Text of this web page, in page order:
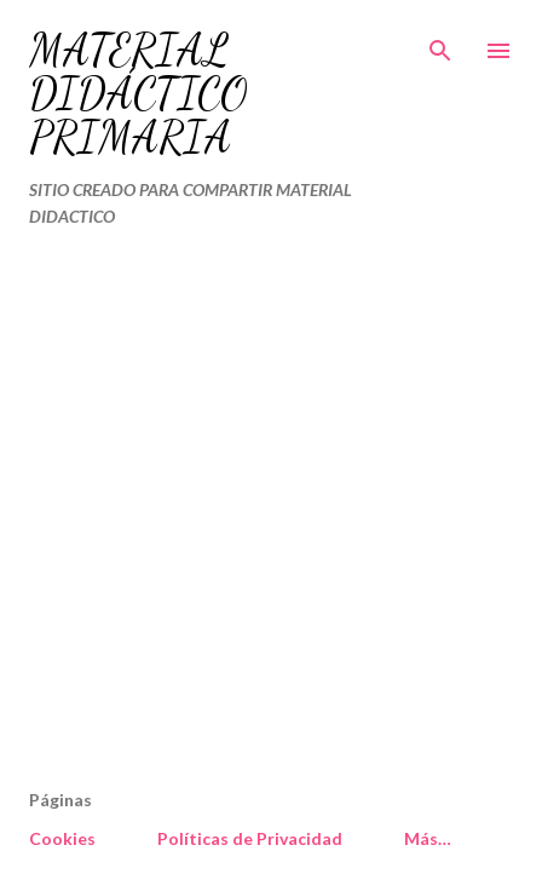
Ir al contenido principal
MATERIAL
DIDÁCTICO
PRIMARIA
SITIO CREADO PARA COMPARTIR MATERIAL
DIDACTICO
Páginas
Cookies
Políticas de Privacidad Más…